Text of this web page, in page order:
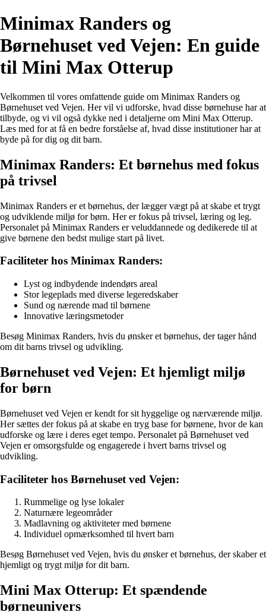
Minimax Randers og
Børnehuset ved Vejen: En guide
til Mini Max Otterup
Velkommen til vores omfattende guide om Minimax Randers og
Børnehuset ved Vejen. Her vil vi udforske, hvad disse børnehuse har at
tilbyde, og vi vil også dykke ned i detaljerne om Mini Max Otterup.
Læs med for at få en bedre forståelse af, hvad disse institutioner har at
byde på for dig og dit barn.
Minimax Randers: Et børnehus med fokus
på trivsel
Minimax Randers er et børnehus, der lægger vægt på at skabe et trygt
og udviklende miljø for børn. Her er fokus på trivsel, læring og leg.
Personalet på Minimax Randers er veluddannede og dedikerede til at
give børnene den bedst mulige start på livet.
Faciliteter hos Minimax Randers:
Lyst og indbydende indendørs areal
Stor legeplads med diverse legeredskaber
Sund og nærende mad til børnene
Innovative læringsmetoder
Besøg Minimax Randers, hvis du ønsker et børnehus, der tager hånd
om dit barns trivsel og udvikling.
Børnehuset ved Vejen: Et hjemligt miljø
for børn
Børnehuset ved Vejen er kendt for sit hyggelige og nærværende miljø.
Her sættes der fokus på at skabe en tryg base for børnene, hvor de kan
udforske og lære i deres eget tempo. Personalet på Børnehuset ved
Vejen er omsorgsfulde og engagerede i hvert barns trivsel og
udvikling.
Faciliteter hos Børnehuset ved Vejen:
Rummelige og lyse lokaler
Naturnære legeområder
Madlavning og aktiviteter med børnene
Individuel opmærksomhed til hvert barn
Besøg Børnehuset ved Vejen, hvis du ønsker et børnehus, der skaber et
hjemligt og trygt miljø for dit barn.
Mini Max Otterup: Et spændende
børneunivers